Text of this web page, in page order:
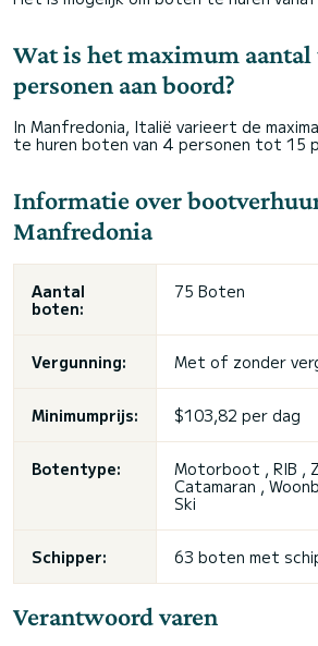
Wat is het maximum aantal
personen aan boord?
In Manfredonia, Italië varieert de
te huren boten van 4 personen tot 15
Informatie over
Manfredonia
Aantal
boten:
75 Boten
Vergunning: Met of zonder
Minimumprijs: $103,82 per dag
Botentype:
Motorboot , RIB ,
Catamaran ,
Ski
Schipper: 63 boten met
Verantwoord varen